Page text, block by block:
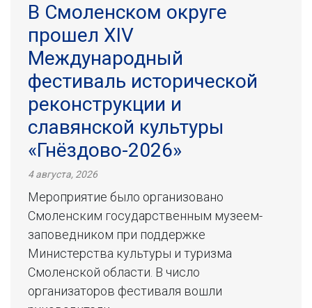
В Смоленском округе
прошел XIV
Международный
фестиваль исторической
реконструкции и
славянской культуры
«Гнёздово-2026»
4 августа, 2026
Мероприятие было организовано
Смоленским государственным музеем-
заповедником при поддержке
Министерства культуры и туризма
Смоленской области. В число
организаторов фестиваля вошли